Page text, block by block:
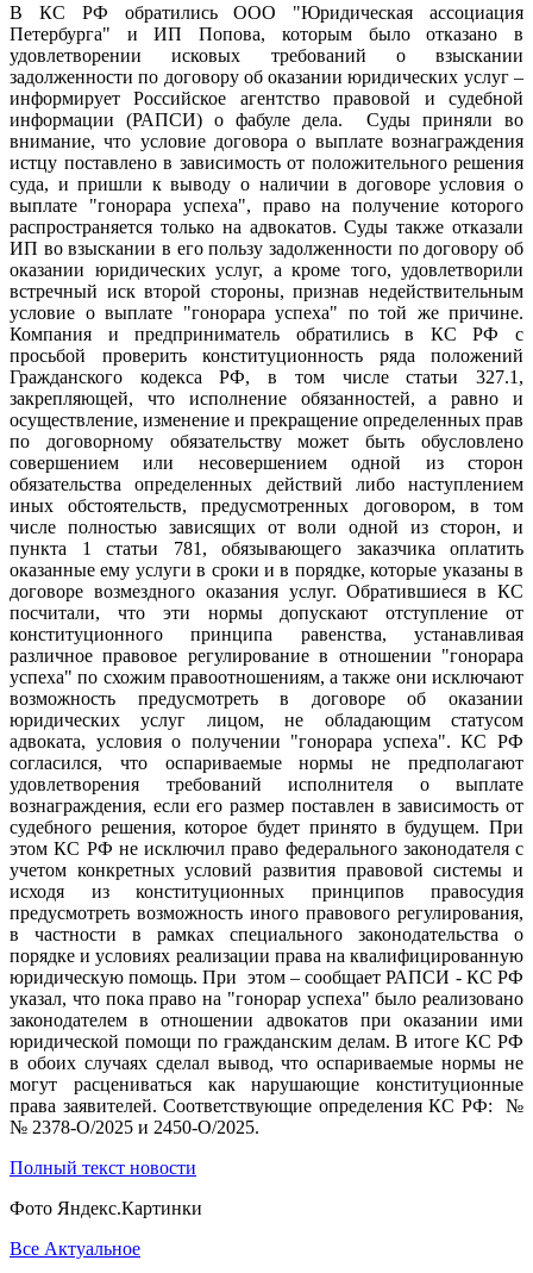
В КС РФ обратились ООО "Юридическая ассоциация
Петербурга" и ИП Попова, которым было отказано в
удовлетворении исковых требований о взыскании
задолженности по договору об оказании юридических услуг –
информирует Российское агентство правовой и судебной
информации (РАПСИ) о фабуле дела. Суды приняли во
внимание, что условие договора о выплате вознаграждения
истцу поставлено в зависимость от положительного решения
суда, и пришли к выводу о наличии в договоре условия о
выплате "гонорара успеха", право на получение которого
распространяется только на адвокатов. Суды также отказали
ИП во взыскании в его пользу задолженности по договору об
оказании юридических услуг, а кроме того, удовлетворили
встречный иск второй стороны, признав недействительным
условие о выплате "гонорара успеха" по той же причине.
Компания и предприниматель обратились в КС РФ с
просьбой проверить конституционность ряда положений
Гражданского кодекса РФ, в том числе статьи 327.1,
закрепляющей, что исполнение обязанностей, а равно и
осуществление, изменение и прекращение определенных прав
по договорному обязательству может быть обусловлено
совершением или несовершением одной из сторон
обязательства определенных действий либо наступлением
иных обстоятельств, предусмотренных договором, в том
числе полностью зависящих от воли одной из сторон, и
пункта 1 статьи 781, обязывающего заказчика оплатить
оказанные ему услуги в сроки и в порядке, которые указаны в
договоре возмездного оказания услуг. Обратившиеся в КС
посчитали, что эти нормы допускают отступление от
конституционного принципа равенства, устанавливая
различное правовое регулирование в отношении "гонорара
успеха" по схожим правоотношениям, а также они исключают
возможность предусмотреть в договоре об оказании
юридических услуг лицом, не обладающим статусом
адвоката, условия о получении "гонорара успеха". КС РФ
согласился, что оспариваемые нормы не предполагают
удовлетворения требований исполнителя о выплате
вознаграждения, если его размер поставлен в зависимость от
судебного решения, которое будет принято в будущем. При
этом КС РФ не исключил право федерального законодателя с
учетом конкретных условий развития правовой системы и
исходя из конституционных принципов правосудия
предусмотреть возможность иного правового регулирования,
в частности в рамках специального законодательства о
порядке и условиях реализации права на квалифицированную
юридическую помощь. При этом – сообщает РАПСИ - КС РФ
указал, что пока право на "гонорар успеха" было реализовано
законодателем в отношении адвокатов при оказании ими
юридической помощи по гражданским делам. В итоге КС РФ
в обоих случаях сделал вывод, что оспариваемые нормы не
могут расцениваться как нарушающие конституционные
права заявителей. Соответствующие определения КС РФ: №
№ 2378-О/2025 и 2450-О/2025.
Полный текст новости
Фото Яндекс.Картинки
Все Актуальное